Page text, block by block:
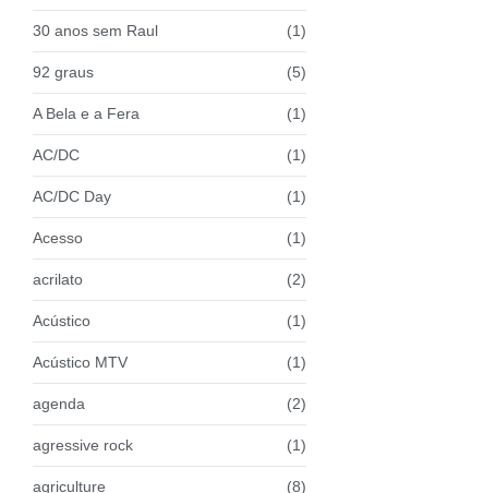
30 anos sem Raul (1)
92 graus (5)
A Bela e a Fera (1)
AC/DC (1)
AC/DC Day (1)
Acesso (1)
acrilato (2)
Acústico (1)
Acústico MTV (1)
agenda (2)
agressive rock (1)
agriculture (8)